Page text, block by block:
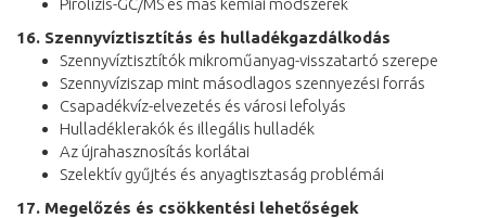
16. Szennyvíztisztítás és hulladékgazdálkodás
Szennyvíztisztítók mikroműanyag-visszatartó szerepe
Szennyvíziszap mint másodlagos szennyezési forrás
Csapadékvíz-elvezetés és városi lefolyás
Hulladéklerakók és illegális hulladék
Az újrahasznosítás korlátai
Szelektív gyűjtés és anyagtisztaság problémái
17. Megelőzés és csökkentési lehetőségek